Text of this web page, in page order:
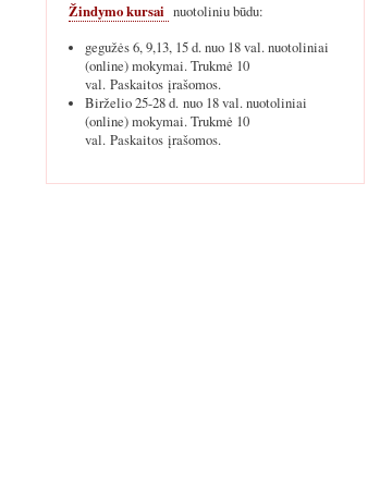
Žindymo kursai nuotoliniu būdu:
gegužės 6, 9,13, 15 d. nuo 18 val. nuotoliniai
(online) mokymai. Trukmė 10
val. Paskaitos įrašomos.
Birželio 25-28 d. nuo 18 val. nuotoliniai
(online) mokymai. Trukmė 10
val. Paskaitos įrašomos.